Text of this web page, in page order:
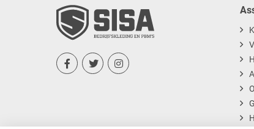
  